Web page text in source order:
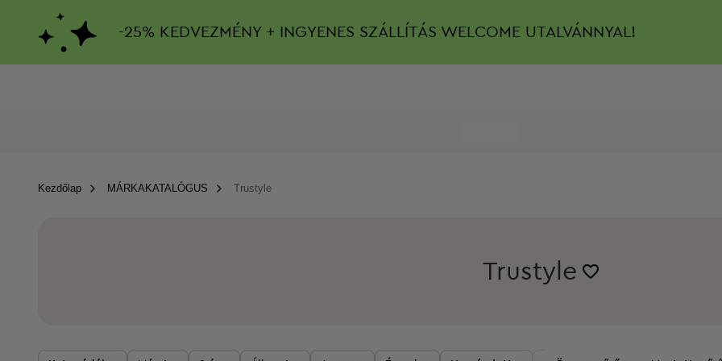
-25% KEDVEZMÉNY + INGYENES SZÁLLÍTÁS WELCOME UTALVÁNNYAL!
Kezdőlap MÁRKAKATALÓGUS Trustyle
Trustyle